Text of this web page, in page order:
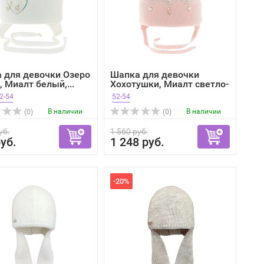
для девочки Озеро
Миалт белый,...
54
(0)
В наличии
Шапка для девочки
Хохотушки, Миалт светло-
р...
52-54
(0)
В наличии
1 560 руб.
1 248 руб.
-20%